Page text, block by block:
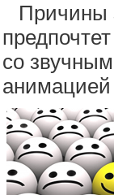
Причины
со
анимацией